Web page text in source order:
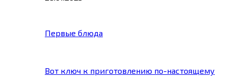
Первые блюда
Вот ключ к приготовлению по-настоящему